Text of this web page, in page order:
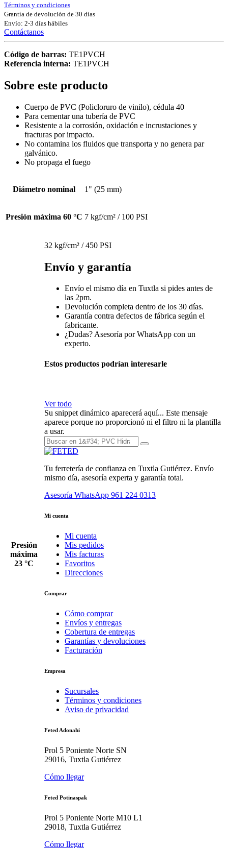
Términos y condiciones
Grantía de devolución de 30 días
Envío: 2-3 días hábiles
Contáctanos
Código de barras: TE1PVCH
Referencia interna: TE1PVCH
Sobre este producto
Cuerpo de PVC (Policloruro de vinilo), cédula 40
Para cementar una tubería de PVC
Resistente a la corrosión, oxidación e incrustaciones y
fracturas por impacto.
No contamina los fluidos que transporta y no genera par
galvánico.
No propaga el fuego
Diámetro nominal 1" (25 mm)
Presión máxima 60 °C 7 kgf/cm² / 100 PSI
Presión
máxima
23 °C
32 kgf/cm² / 450 PSI
Envío y garantía
Envío el mismo día en Tuxtla si pides antes de
las 2pm.
Devolución completa dentro de los 30 días.
Garantía contra defectos de fábrica según el
fabricante.
¿Dudas? Asesoría por WhatsApp con un
experto.
Estos productos podrían interesarle
Ver todo
Su snippet dinámico aparecerá aquí... Este mensaje
aparece porque no proporcionó ni el filtro ni la plantilla
a usar.
Tu ferretería de confianza en Tuxtla Gutiérrez. Envío
mismo día, asesoría experta y garantía total.
Asesoría WhatsApp 961 224 0313
Mi cuenta
Mi cuenta
Mis pedidos
Mis facturas
Favoritos
Direcciones
Comprar
Cómo comprar
Envíos y entregas
Cobertura de entregas
Garantías y devoluciones
Facturación
Empresa
Sucursales
Términos y condiciones
Aviso de privacidad
Feted Adonahi
Prol 5 Poniente Norte SN
29016, Tuxtla Gutiérrez
Cómo llegar
Feted Potinaspak
Prol 5 Poniente Norte M10 L1
29018, Tuxtla Gutiérrez
Cómo llegar